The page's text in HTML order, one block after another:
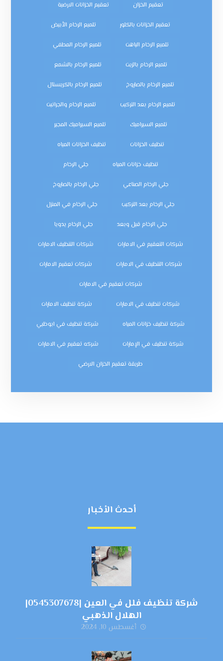
تعقيم الخزان تعقيم الخزانات الارضية
تعقيم الخزانات بالكلور تلميع الرخام الأبيض
تلميع الرخام الباهت تلميع الرخام المطفي
تلميع الرخام بالزيت تلميع الرخام بالشمع
تلميع الرخام بالصاروخ تلميع الرخام بالكريستال
تلميع الرخام بعد التركيب تلميع الرخام والجرانيت
تلميع السيراميك تلميع السيراميك المجير
تنظيف الخزانات تنظيف الخزانات المياه
تنظيف خزانات المياه جلي الرخام
جلي الرخام الصناعي جلي الرخام بالصاروخ
جلي الرخام بعد التركيب جلي الرخام في المنزل
جلي الرخام قبل وبعد جلي الرخام يدويا
شركات التعقيم في الامارات شركات التنظيف الامارات
شركات التنظيف في الامارات شركات تعقيم الامارات
شركات تعقيم في الامارات
شركات تنظيف في الامارات شركة تنظيف الامارات
شركة تنظيف خزانات المياه شركة تنظيف في ابوظبي
شركة تنظيف في الإمارات شركه تعقيم في الامارات
طريقة تعقيم الخزان الارضي
أحدث الأخبار
شركة تنظيف فلل في العين |0545307678|
الهلال الذهبي
أغسطس 10, 2024